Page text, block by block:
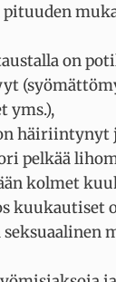
on
yms.),
häiriintynyt
pelkää
kolmet
kuukautiset
seksuaalinen